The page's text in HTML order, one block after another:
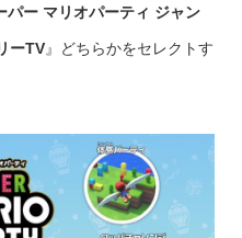
パー マリオパーティ ジャン
ーTV』どちらかをセレクトす